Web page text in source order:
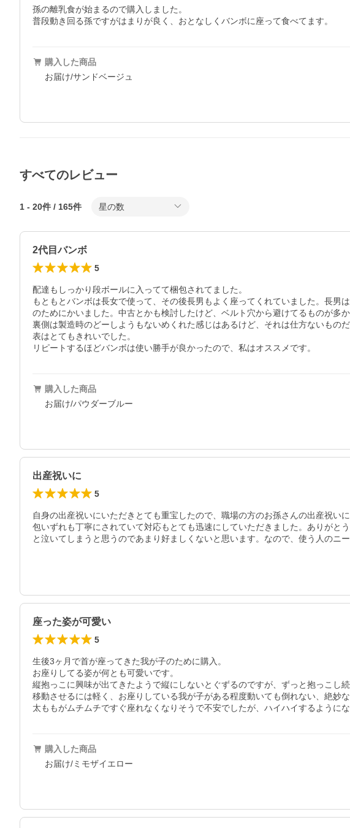
孫の離乳食が始まるので購入しました。
普段動き回る孫ですがはまりが良く、おとなしくバンボに座って食べてます。
購入した商品
お届け/サンドベージュ
すべてのレビュー
1 - 20件 / 165件 星の数
2代目バンボ
5
配達もしっかり段ボールに入ってて梱包されてました。
もともとバンボは長女で使って、その後長男もよく座ってくれていました。長
のためにかいました。中古とかも検討したけど、ベルト穴から避けてるものが多
裏側は製造時のどーしようもないめくれた感じはあるけど、それは仕方ないもの
表はとてもきれいでした。
リピートするほどバンボは使い勝手が良かったので、私はオススメです。
購入した商品
お届け/パウダーブルー
出産祝いに
5
自身の出産祝いにいただきとても重宝したので、職場の方のお孫さんの出産祝
包いずれも丁寧にされていて対応もとても迅速にしていただきました。ありがと
と泣いてしまうと思うのであまり好ましくないと思います。なので、使う人のニ
座った姿が可愛い
5
生後3ヶ月で首が座ってきた我が子のために購入。
お座りしてる姿が何とも可愛いです。
縦抱っこに興味が出てきたようで縦にしないとぐずるのですが、ずっと抱っこし
移動させるには軽く、お座りしている我が子がある程度動いても倒れない、絶妙な
太ももがムチムチですぐ座れなくなりそうで不安でしたが、ハイハイするように
購入した商品
お届け/ミモザイエロー